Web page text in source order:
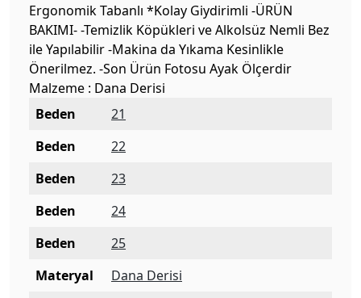
Ergonomik Tabanlı *Kolay Giydirimli -ÜRÜN
BAKIMI- -Temizlik Köpükleri ve Alkolsüz Nemli Bez
ile Yapılabilir -Makina da Yıkama Kesinlikle
Önerilmez. -Son Ürün Fotosu Ayak Ölçerdir
Malzeme : Dana Derisi
Beden
21
Beden
22
Beden
23
Beden
24
Beden
25
Materyal
Dana Derisi